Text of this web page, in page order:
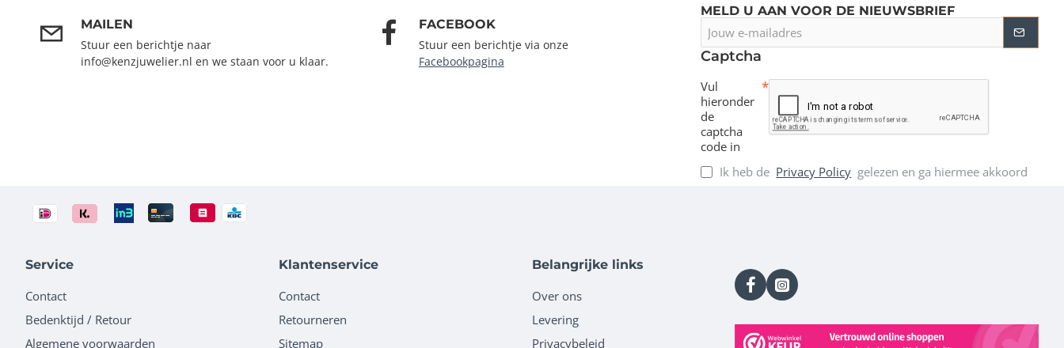
MAILEN
Stuur een berichtje naar
info@kenzjuwelier.nl en we staan voor u klaar.
FACEBOOK
Stuur een berichtje via onze
Facebookpagina
MELD U AAN VOOR DE NIEUWSBRIEF
Jouw
e-
mailadres
Captcha
Vul
hieronder
de
captcha
code in
Ik heb de Privacy Policy gelezen en ga hiermee akkoord
Service
Contact
Bedenktijd / Retour
Algemene voorwaarden
Klantenservice
Contact
Retourneren
Sitemap
Belangrijke links
Over ons
Levering
Privacybeleid